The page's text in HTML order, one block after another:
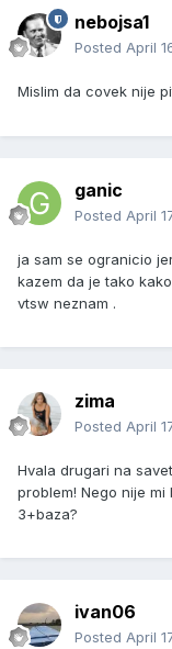
nebojsa1
Posted April
Mislim da covek nije
ganic
Posted April
ja sam se ogranicio
kazem da je tako
vtsw neznam .
zima
Posted April
Hvala drugari na
problem! Nego nije
3+baza?
ivan06
Posted April